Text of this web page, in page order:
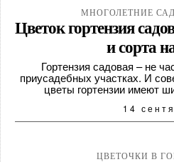
МНОГОЛЕТНИЕ
Цветок гортензия
и сорта
Гортензия садовая – не
приусадебных участках. И
цветы гортензии имеют
14
ЦВЕТОЧКИ В